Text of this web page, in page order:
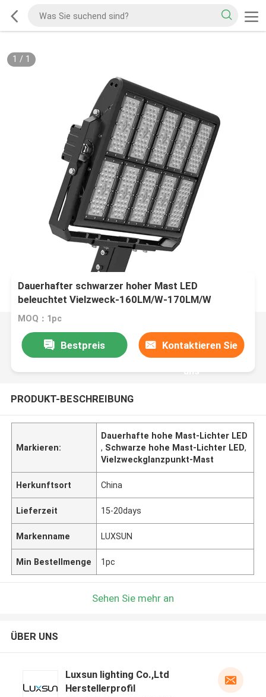
1 / 1
Dauerhafter schwarzer hoher Mast LED
beleuchtet Vielzweck-160LM/W-170LM/W
MOQ：1pc
Bestpreis Kontaktieren Sie
uns
PRODUKT-BESCHREIBUNG
Markieren:
Dauerhafte hohe Mast-Lichter LED
, Schwarze hohe Mast-Lichter LED,
Vielzweckglanzpunkt-Mast
Herkunftsort China
Lieferzeit 15-20days
Markenname LUXSUN
Min Bestellmenge 1pc
Sehen Sie mehr an
ÜBER UNS
Luxsun lighting Co.,Ltd
Herstellerprofil